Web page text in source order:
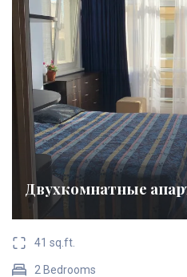
Двухкомнатные
41 sq.ft.
2 Bedrooms